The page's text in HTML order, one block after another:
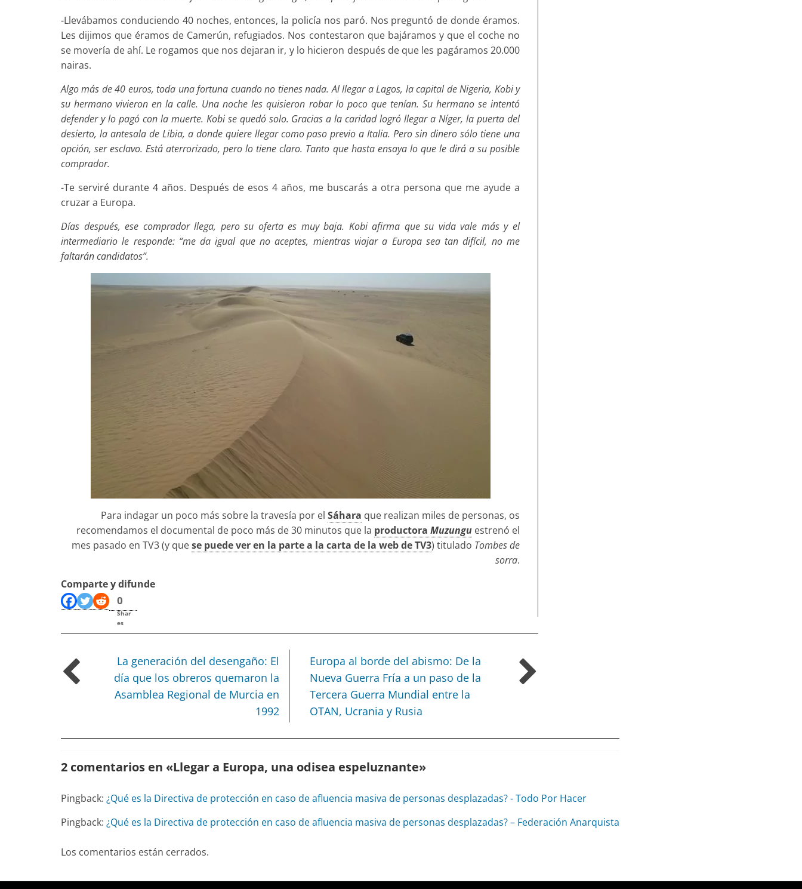
-Llevábamos conduciendo 40 noches, entonces, la policía nos paró. Nos preguntó de donde éramos.
Les dijimos que éramos de Camerún, refugiados. Nos contestaron que bajáramos y que el coche no
se movería de ahí. Le rogamos que nos dejaran ir, y lo hicieron después de que les pagáramos 20.000
nairas.
Algo más de 40 euros, toda una fortuna cuando no tienes nada. Al llegar a Lagos, la capital de Nigeria, Kobi y
su hermano vivieron en la calle. Una noche les quisieron robar lo poco que tenían. Su hermano se intentó
defender y lo pagó con la muerte. Kobi se quedó solo. Gracias a la caridad logró llegar a Níger, la puerta del
desierto, la antesala de Libia, a donde quiere llegar como paso previo a Italia. Pero sin dinero sólo tiene una
opción, ser esclavo. Está aterrorizado, pero lo tiene claro. Tanto que hasta ensaya lo que le dirá a su posible
comprador.
-Te serviré durante 4 años. Después de esos 4 años, me buscarás a otra persona que me ayude a
cruzar a Europa.
Días después, ese comprador llega, pero su oferta es muy baja. Kobi afirma que su vida vale más y el
intermediario le responde: “me da igual que no aceptes, mientras viajar a Europa sea tan difícil, no me
faltarán candidatos”.
Para indagar un poco más sobre la travesía por el Sáhara que realizan miles de personas, os
recomendamos el documental de poco más de 30 minutos que la productora Muzungu estrenó el
mes pasado en TV3 (y quese puede ver en la parte a la carta de la web de TV3) titulado Tombes de
sorra.
Comparte y difunde
0
Shar
es
La generación del desengaño: El
día que los obreros quemaron la
Asamblea Regional de Murcia en
1992
Europa al borde del abismo: De la
Nueva Guerra Fría a un paso de la
Tercera Guerra Mundial entre la
OTAN, Ucrania y Rusia
2 comentarios en «Llegar a Europa, una odisea espeluznante»
Pingback: ¿Qué es la Directiva de protección en caso de afluencia masiva de personas desplazadas? - Todo Por Hacer
Pingback: ¿Qué es la Directiva de protección en caso de afluencia masiva de personas desplazadas? – Federación Anarquista
Los comentarios están cerrados.